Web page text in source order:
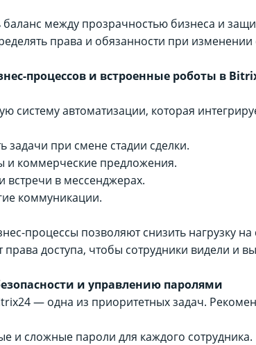
баланс между прозрачностью бизнеса и
права и обязанности при изменении
процессов и встроенные роботы в
систему автоматизации, которая
задачи при смене стадии сделки.
и коммерческие предложения.
встречи в мессенджерах.
коммуникации.
процессы позволяют снизить нагрузку
права доступа, чтобы сотрудники видели и
и управлению паролями
— одна из приоритетных задач.
и сложные пароли для каждого сотрудника.